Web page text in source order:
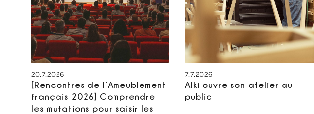
20.7.2026
[Rencontres de l’Ameublement
français 2026] Comprendre
les mutations pour saisir les
7.7.2026
Alki ouvre son atelier au
public